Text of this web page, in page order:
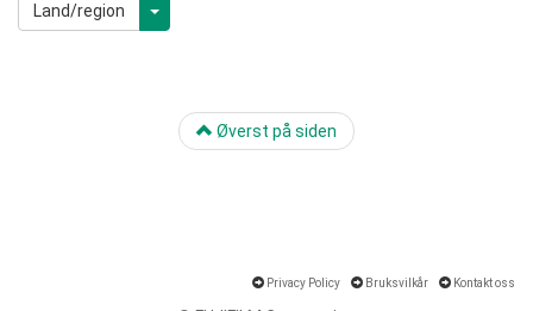
Land/region
Øverst på siden
Privacy Policy Bruksvilkår Kontakt oss